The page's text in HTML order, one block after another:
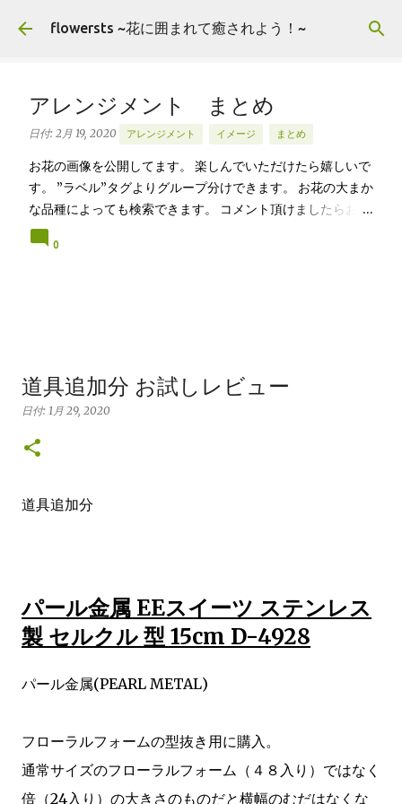
スキップしてメイン コンテンツに移動
flowersts ~花に囲まれて癒されよう！~
アレンジメント まとめ
日付: 2月 19, 2020 アレンジメント イメージ まとめ
お花の画像を公開してます。 楽しんでいただけたら嬉しいで
す。 ”ラベル”タグよりグループ分けできます。 お花の大まか
な品種によっても検索できます。 コメント頂けましたらお好
きな画像をご自由にお使いくださいませ。 Arrangement
Rose stock Hydrangea バラ（ティネケ） ストック アジサ
シアンサス アンスリューム ブプレニウム アセビ アルケミラ
Arrangement Tulips Sweet pea Carnation Hypericum
ピー カーネーション ヒペリカム グリーンベル ハゴロモジャ
シンフォリカルフォス グレープアイビー Arrangement
Arrangement Rose Ammi visnaga（Green Mist）
buprenium tulip c...
0
道具追加分 お試しレビュー
日付: 1月 29, 2020
道具追加分
パール金属 EEスイーツ ステンレス
製 セルクル 型 15cm D-4928
パール金属(PEARL METAL)
フローラルフォームの型抜き用に購入。
通常サイズのフローラルフォーム（４８入り）ではなく
倍（24入り）の大きさのものだと横幅のむだはなくな